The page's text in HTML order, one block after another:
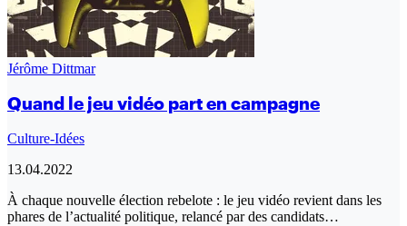
Jérôme Dittmar
Quand le jeu vidéo part en campagne
Culture-Idées
13.04.2022
À chaque nouvelle élection rebelote : le jeu vidéo revient dans les
phares de l’actualité politique, relancé par des candidats…